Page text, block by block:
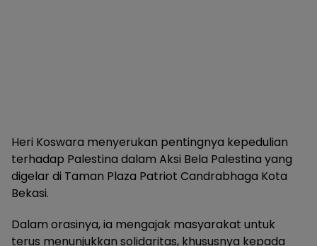
Heri Koswara menyerukan pentingnya kepedulian
terhadap Palestina dalam Aksi Bela Palestina yang
digelar di Taman Plaza Patriot Candrabhaga Kota
Bekasi.
Dalam orasinya, ia mengajak masyarakat untuk
terus menunjukkan solidaritas, khususnya kepada